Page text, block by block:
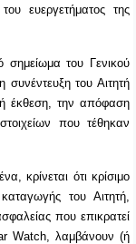
ευεργετήματος της
σημείωμα του Γενικού
του Αιτητή
έκθεση, την απόφαση
που τέθηκαν
κρίνεται ότι κρίσιμο
του Αιτητή,
που επικρατεί
Watch, λαμβάνουν (ή